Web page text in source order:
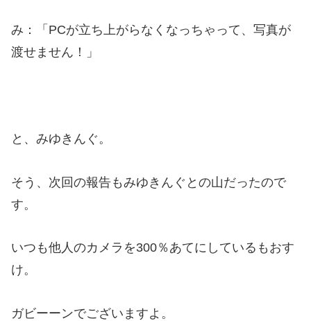
み：「PCが立ち上がらなくなっちゃって、写真が
渡せません！」
と、みゆきんぐ。
そう、次回の報告もみゆきんぐとの山だったので
す。
いつも他人のカメラを300％あてにしているもおす
け。
ガビーーンでございますよ。